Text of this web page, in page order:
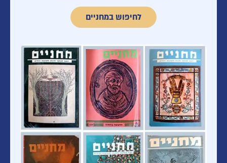
לחיפוש במחניים